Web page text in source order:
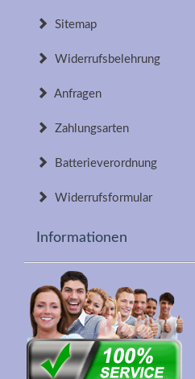
Sitemap
Widerrufsbelehrung
Anfragen
Zahlungsarten
Batterieverordnung
Widerrufsformular
Informationen